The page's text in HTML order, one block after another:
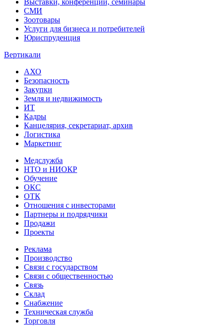
Выставки, конференции, семинары
СМИ
Зоотовары
Услуги для бизнеса и потребителей
Юриспруденция
Вертикали
АХО
Безопасность
Закупки
Земля и недвижимость
ИТ
Кадры
Канцелярия, секретариат, архив
Логистика
Маркетинг
Медслужба
НТО и НИОКР
Обучение
ОКС
ОТК
Отношения с инвесторами
Партнеры и подрядчики
Продажи
Проекты
Реклама
Производство
Связи с государством
Связи с общественностью
Связь
Склад
Снабжение
Техническая служба
Торговля